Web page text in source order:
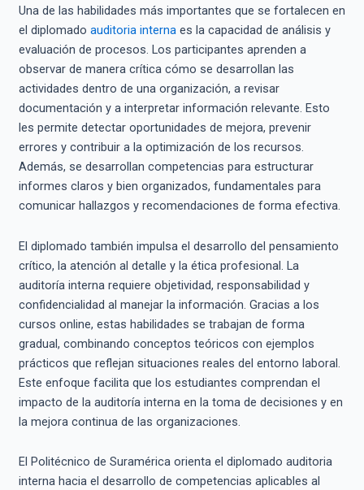
Una de las habilidades más importantes que se fortalecen en
el diplomado auditoria internaes la capacidad de análisis y
evaluación de procesos. Los participantes aprenden a
observar de manera crítica cómo se desarrollan las
actividades dentro de una organización, a revisar
documentación y a interpretar información relevante. Esto
les permite detectar oportunidades de mejora, prevenir
errores y contribuir a la optimización de los recursos.
Además, se desarrollan competencias para estructurar
informes claros y bien organizados, fundamentales para
comunicar hallazgos y recomendaciones de forma efectiva.
El diplomado también impulsa el desarrollo del pensamiento
crítico, la atención al detalle y la ética profesional. La
auditoría interna requiere objetividad, responsabilidad y
confidencialidad al manejar la información. Gracias a los
cursos online, estas habilidades se trabajan de forma
gradual, combinando conceptos teóricos con ejemplos
prácticos que reflejan situaciones reales del entorno laboral.
Este enfoque facilita que los estudiantes comprendan el
impacto de la auditoría interna en la toma de decisiones y en
la mejora continua de las organizaciones.
El Politécnico de Suramérica orienta el diplomado auditoria
interna hacia el desarrollo de competencias aplicables al